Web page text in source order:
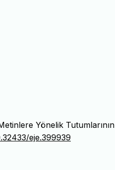
Yönelik Tutumlarının
eje.399939